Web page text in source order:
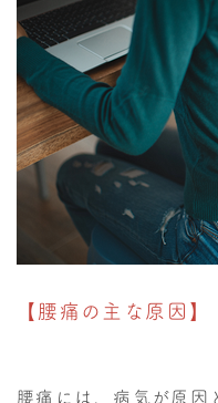
【腰痛の主な原因】
腰痛には、病気が原因